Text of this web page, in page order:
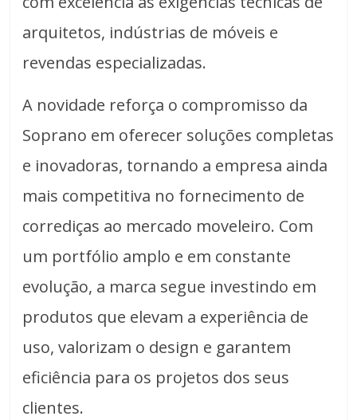
arquitetos, indústrias de móveis e
revendas especializadas.
A novidade reforça o compromisso da
Soprano em oferecer soluções completas
e inovadoras, tornando a empresa ainda
mais competitiva no fornecimento de
corrediças ao mercado moveleiro. Com
um portfólio amplo e em constante
evolução, a marca segue investindo em
produtos que elevam a experiência de
uso, valorizam o design e garantem
eficiência para os projetos dos seus
clientes.